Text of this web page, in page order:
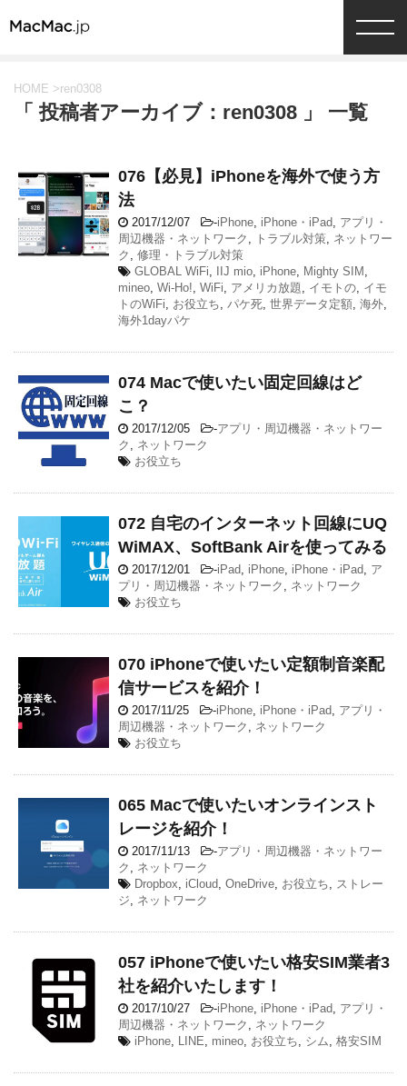
HOME >ren0308
「 投稿者アーカイブ：ren0308 」 一覧
076【必見】iPhoneを海外で使う方
法
2017/12/07 -iPhone, iPhone・iPad, アプリ・
周辺機器・ネットワーク , トラブル対策, ネットワー
ク , 修理・トラブル対策
GLOBAL WiFi, IIJ mio, iPhone, Mighty SIM ,
mineo, Wi-Ho!, WiFi, アメリカ放題, イモトの, イモ
トのWiFi, お役立ち, パケ死, 世界データ定額, 海外,
海外1dayパケ
074 Macで使いたい固定回線はど
こ？
2017/12/05 -アプリ・周辺機器・ネットワー
ク , ネットワーク
お役立ち
072 自宅のインターネット回線にUQ
WiMAX、SoftBank Airを使ってみる
2017/12/01 -iPad, iPhone, iPhone・iPad, ア
プリ・周辺機器・ネットワーク , ネットワーク
お役立ち
070 iPhoneで使いたい定額制音楽配
信サービスを紹介！
2017/11/25 -iPhone, iPhone・iPad, アプリ・
周辺機器・ネットワーク , ネットワーク
お役立ち
065 Macで使いたいオンラインスト
レージを紹介！
2017/11/13 -アプリ・周辺機器・ネットワー
ク , ネットワーク
Dropbox, iCloud, OneDrive, お役立ち, ストレー
ジ, ネットワーク
057 iPhoneで使いたい格安SIM業者3
社を紹介いたします！
2017/10/27 -iPhone, iPhone・iPad, アプリ・
周辺機器・ネットワーク , ネットワーク
iPhone, LINE, mineo, お役立ち, シム, 格安SIM